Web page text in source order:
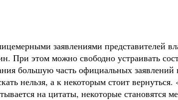
заявлениями представителей
При этом можно свободно устраивать
большую часть официальных
нельзя, а к некоторым стоит вернуться.
на цитаты, некоторые становятся